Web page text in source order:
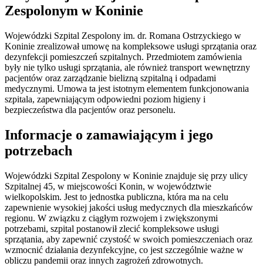
Zespolonym w Koninie
Wojewódzki Szpital Zespolony im. dr. Romana Ostrzyckiego w
Koninie zrealizował umowę na kompleksowe usługi sprzątania oraz
dezynfekcji pomieszczeń szpitalnych. Przedmiotem zamówienia
były nie tylko usługi sprzątania, ale również transport wewnętrzny
pacjentów oraz zarządzanie bielizną szpitalną i odpadami
medycznymi. Umowa ta jest istotnym elementem funkcjonowania
szpitala, zapewniającym odpowiedni poziom higieny i
bezpieczeństwa dla pacjentów oraz personelu.
Informacje o zamawiającym i jego
potrzebach
Wojewódzki Szpital Zespolony w Koninie znajduje się przy ulicy
Szpitalnej 45, w miejscowości Konin, w województwie
wielkopolskim. Jest to jednostka publiczna, która ma na celu
zapewnienie wysokiej jakości usług medycznych dla mieszkańców
regionu. W związku z ciągłym rozwojem i zwiększonymi
potrzebami, szpital postanowił zlecić kompleksowe usługi
sprzątania, aby zapewnić czystość w swoich pomieszczeniach oraz
wzmocnić działania dezynfekcyjne, co jest szczególnie ważne w
obliczu pandemii oraz innych zagrożeń zdrowotnych.